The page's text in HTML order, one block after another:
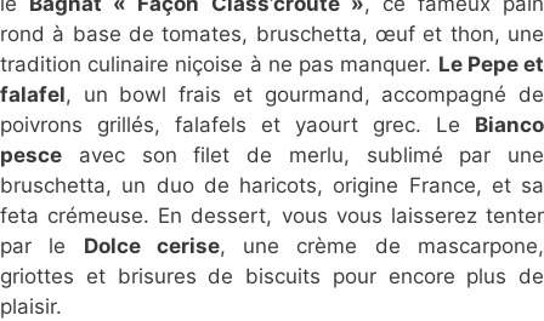
rond à base de tomates, bruschetta, œuf et thon, une
tradition culinaire niçoise à ne pas manquer. Le Pepe et
falafel, un bowl frais et gourmand, accompagné de
poivrons grillés, falafels et yaourt grec. Le Bianco
pesce avec son filet de merlu, sublimé par une
bruschetta, un duo de haricots, origine France, et sa
feta crémeuse. En dessert, vous vous laisserez tenter
par le Dolce cerise, une crème de mascarpone,
griottes et brisures de biscuits pour encore plus de
plaisir.